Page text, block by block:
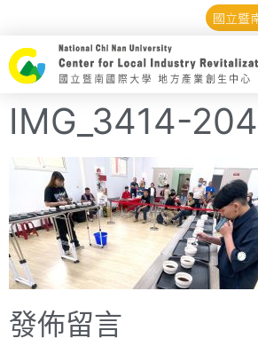
國立暨
IMG_3414-
發佈留言